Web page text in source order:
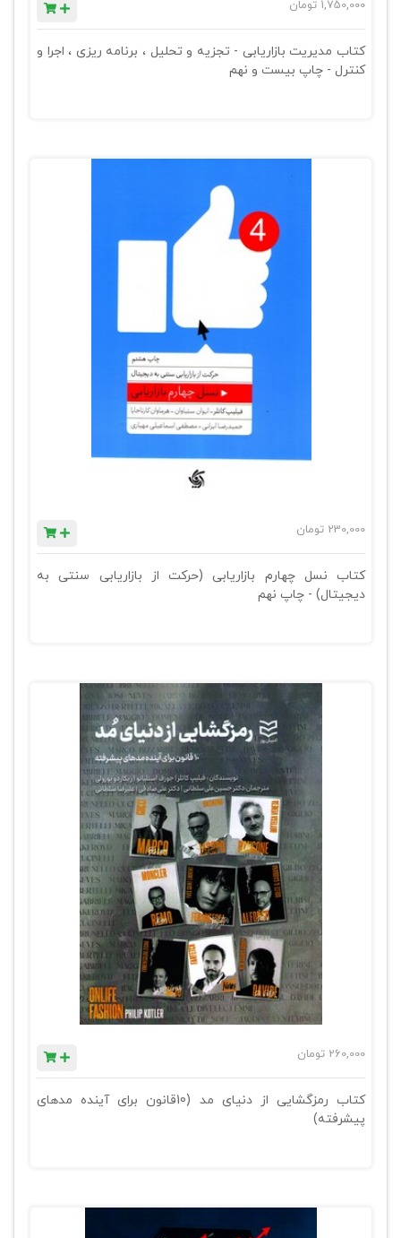
1,750,000 تومان
کتاب مدیریت بازاریابی - تجزیه و تحلیل ، برنامه ریزی ، اجرا و
کنترل - چاپ بیست و نهم
230,000 تومان
کتاب نسل چهارم بازاریابی (حرکت از بازاریابی سنتی به
دیجیتال) - چاپ نهم
260,000 تومان
کتاب رمزگشایی از دنیای مد (10قانون برای آینده مدهای
پیشرفته)